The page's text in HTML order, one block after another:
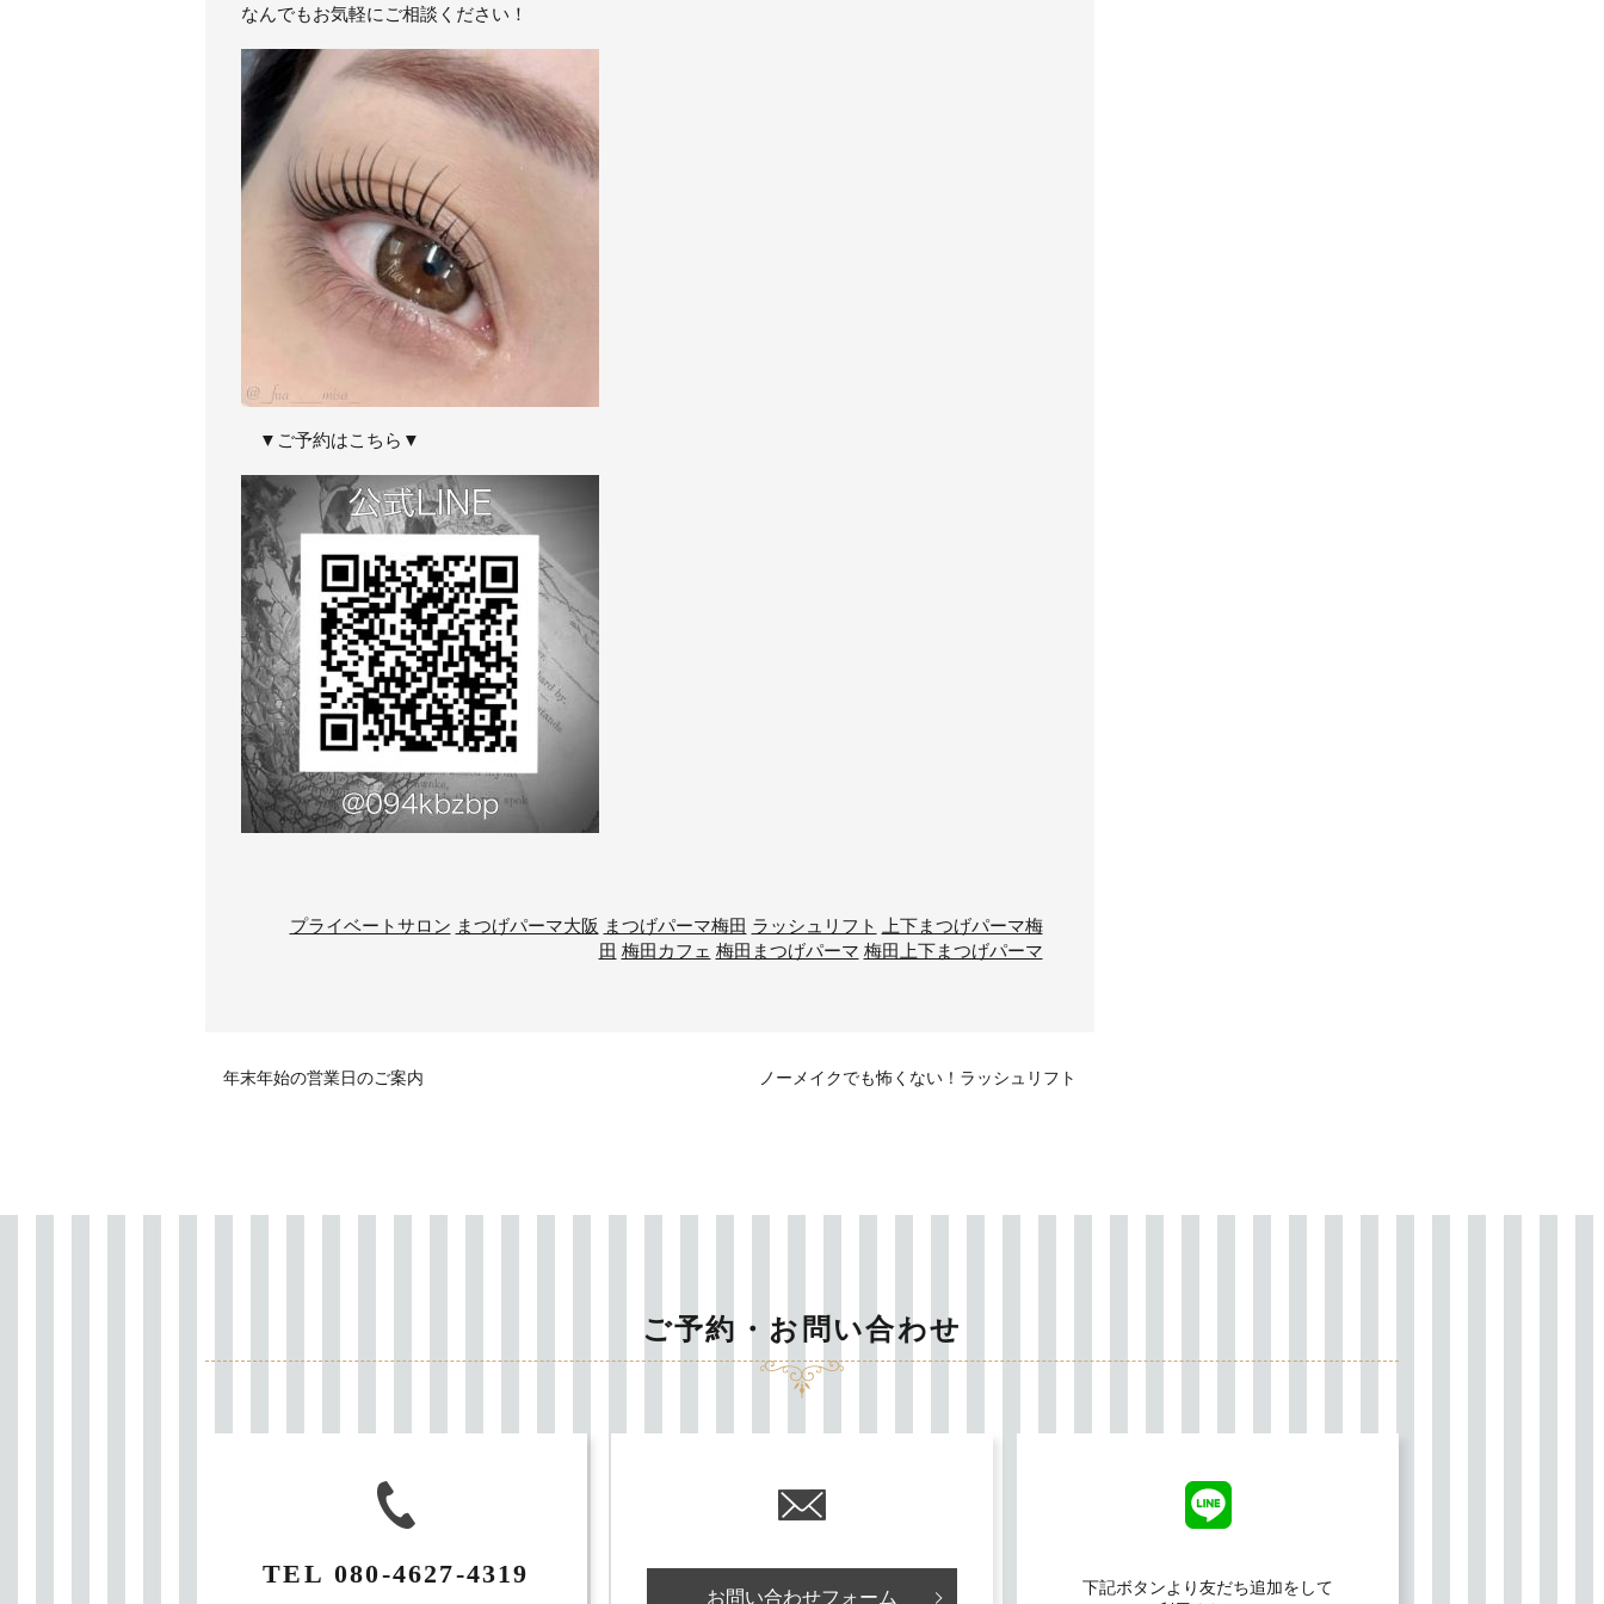
なんでもお気軽にご相談ください！
▼ご予約はこちら▼
プライベートサロン まつげパーマ大阪 まつげパーマ梅田 ラッシュリフト
上下まつげパーマ梅
田 梅田カフェ 梅田まつげパーマ 梅田上下まつげパーマ
年末年始の営業日のご案内 ノーメイクでも怖くない！ラッシュリフト
ご予約・お問い合わせ
TEL080-4627-4319
お問い合わせフォーム
下記ボタンより友だち追加をして